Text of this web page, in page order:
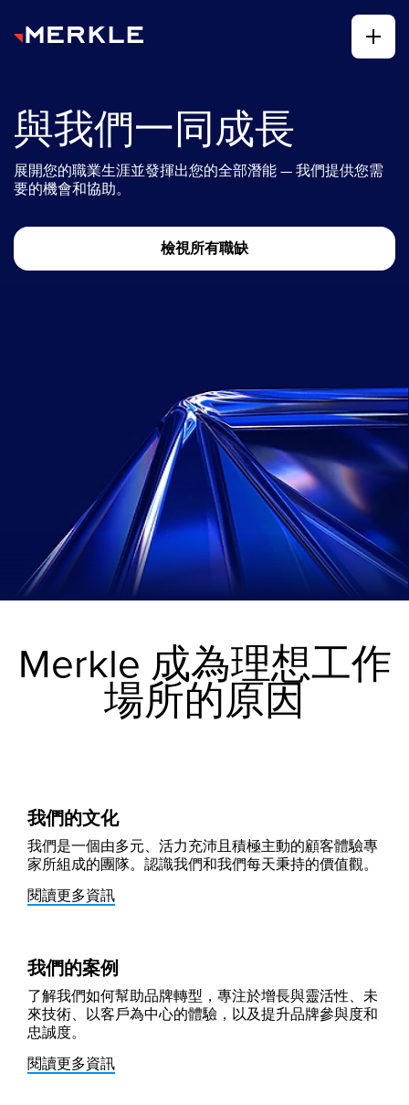
與我們一同成長
展開您的職業生涯並發揮出您的全部潛能 — 我們提供您需
要的機會和協助。
檢視所有職缺
Merkle 成為理想工作
場所的原因
我們的文化
我們是一個由多元、活力充沛且積極主動的顧客體驗專
家所組成的團隊。認識我們和我們每天秉持的價值觀。
閱讀更多資訊
我們的案例
了解我們如何幫助品牌轉型，專注於增長與靈活性、未
來技術、以客戶為中心的體驗，以及提升品牌參與度和
忠誠度。
閱讀更多資訊